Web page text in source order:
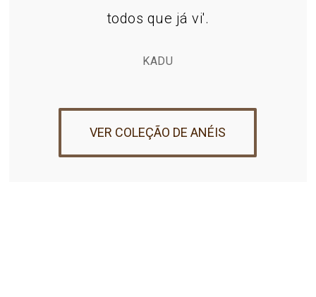
todos que já vi'.
KADU
VER COLEÇÃO DE ANÉIS